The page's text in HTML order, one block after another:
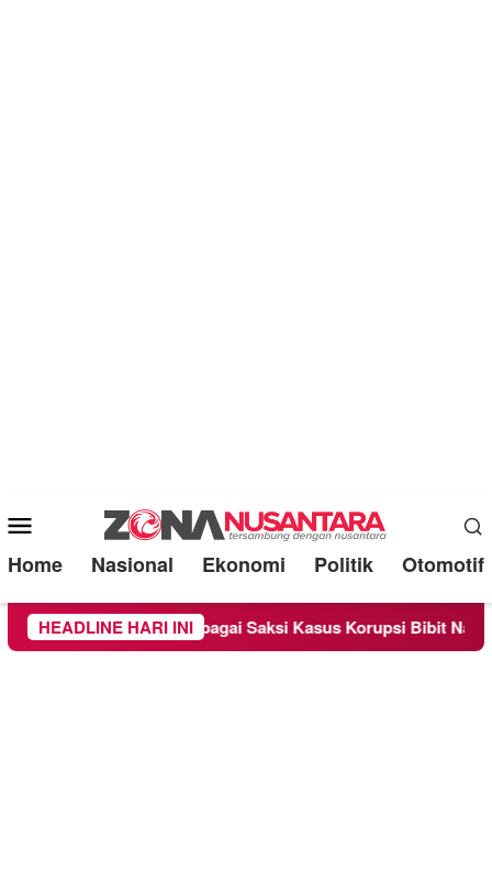
Mobile
Menu
Home Nasional Ekonomi Politik Otomotif
HEADLINE HARI INI
Diperiksa Sebagai Saksi Kasus Korupsi Bibit Nanas